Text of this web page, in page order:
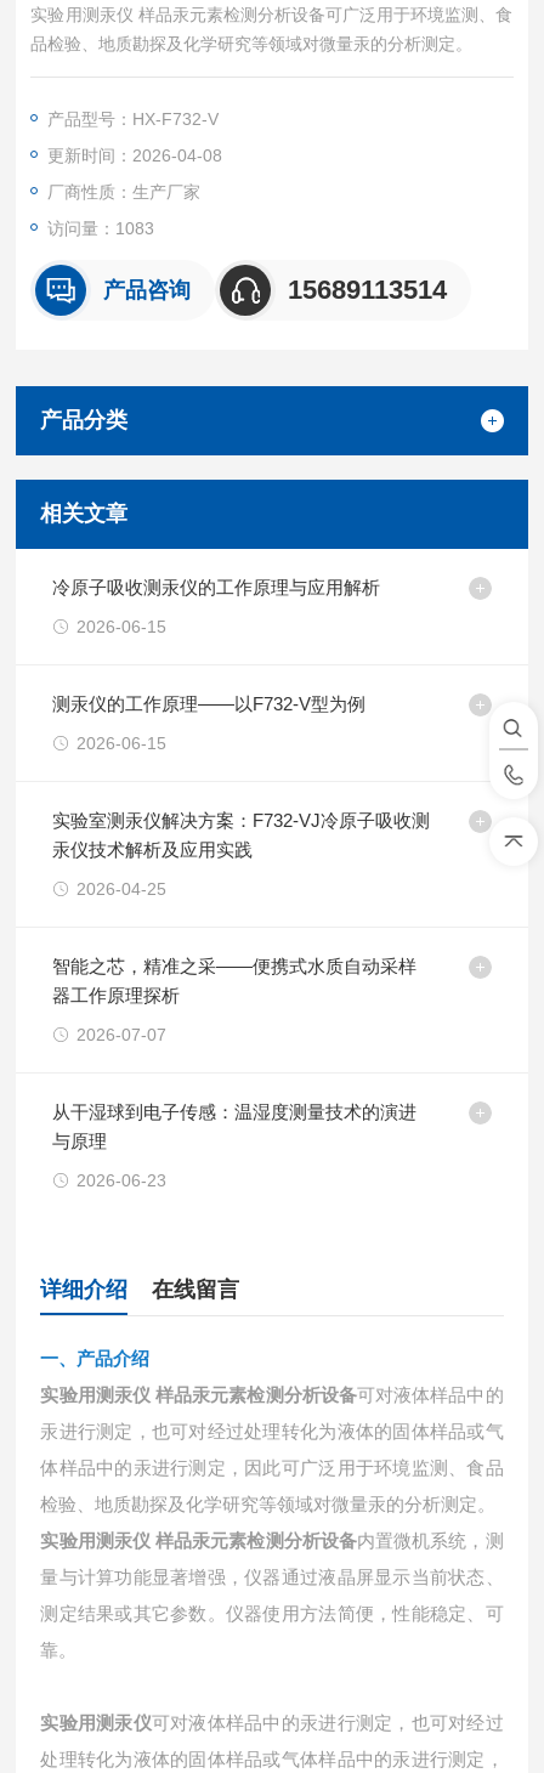
实验用测汞仪 样品汞元素检测分析设备可广泛用于环境监测、食
品检验、地质勘探及化学研究等领域对微量汞的分析测定。
产品型号：HX-F732-V
更新时间：2026-04-08
厂商性质：生产厂家
访问量：1083
产品咨询 15689113514
产品分类
相关文章
冷原子吸收测汞仪的工作原理与应用解析
2026-06-15
测汞仪的工作原理——以F732-V型为例
2026-06-15
实验室测汞仪解决方案：F732-VJ冷原子吸收测
汞仪技术解析及应用实践
2026-04-25
智能之芯，精准之采——便携式水质自动采样
器工作原理探析
2026-07-07
从干湿球到电子传感：温湿度测量技术的演进
与原理
2026-06-23
详细介绍 在线留言
一、 产品介绍
实验用测汞仪 样品汞元素检测分析设备可对液体样品中的
汞进行测定，也可对经过处理转化为液体的固体样品或气
体样品中的汞进行测定，因此可广泛用于环境监测、食品
检验、地质勘探及化学研究等领域对微量汞的分析测定。
实验用测汞仪 样品汞元素检测分析设备内置微机系统，测
量与计算功能显著增强，仪器通过液晶屏显示当前状态、
测定结果或其它参数。仪器使用方法简便，性能稳定、可
靠。
实验用测汞仪可对液体样品中的汞进行测定，也可对经过
处理转化为液体的固体样品或气体样品中的汞进行测定，